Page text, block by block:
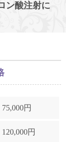
ン酸注射に
75,000円
120,000円